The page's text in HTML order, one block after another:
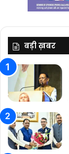
बड़ी ख़बर